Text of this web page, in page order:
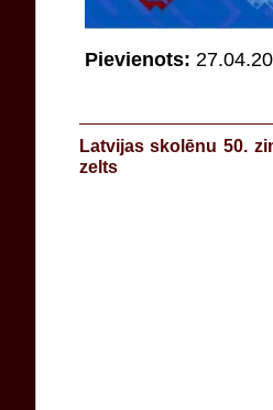
Pievienots:
Latvijas skolēnu 50.
zelts